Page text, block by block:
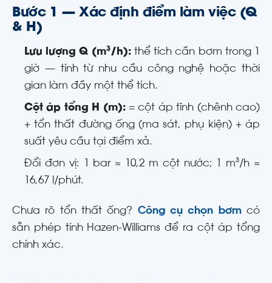
Bước 1 — Xác định điểm làm việc (Q
& H)
Lưu lượng Q (m³/h):thể tích cần bơm trong 1
giờ — tính từ nhu cầu công nghệ hoặc thời
gian làm đầy một thể tích.
Cột áp tổng H (m):= cột áp tĩnh (chênh cao)
+ tổn thất đường ống (ma sát, phụ kiện) + áp
suất yêu cầu tại điểm xả.
Đổi đơn vị: 1 bar ≈ 10,2 m cột nước; 1 m³/h ≈
16,67 l/phút.
Chưa rõ tổn thất ống? Công cụ chọn bơm có
sẵn phép tính Hazen-Williams để ra cột áp tổng
chính xác.